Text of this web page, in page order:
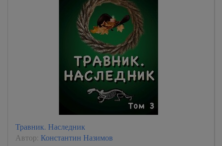
Травник. Наследник
Автор: Константин Назимов